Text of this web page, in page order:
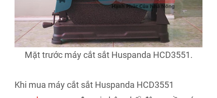
Mặt trước máy cắt sắt Huspanda HCD3551.
Khi mua máy cắt sắt Huspanda HCD3551